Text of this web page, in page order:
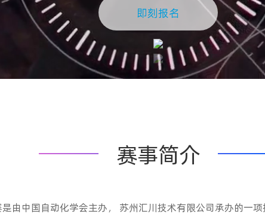
即刻报名
赛事简介
由中国自动化学会主办， 苏州汇川技术有限公司承办的一